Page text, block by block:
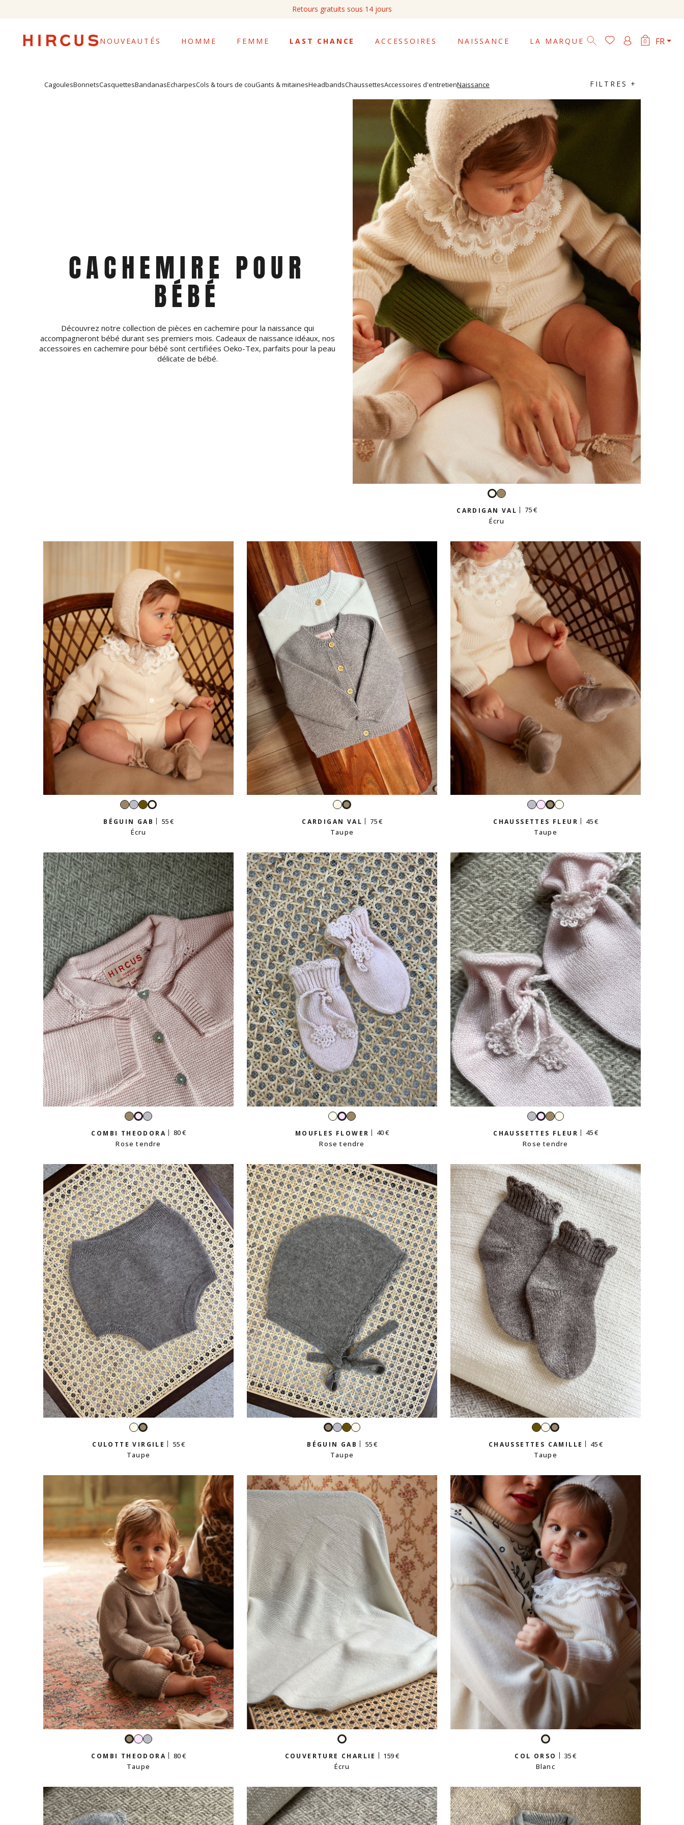
En raison de la situation en Gironde, les expéditions Chronopost peuvent subir des délais supplémentaires
NOUVEAUTÉS HOMME FEMME LAST CHANCE ACCESSOIRES NAISSANCE LA MARQUE 0 FR
CagoulesBonnetsCasquettesBandanasEcharpesCols & tours de couGants & mitainesHeadbandsChaussettesAccessoires d'entretienNaissance FILTRES +
CACHEMIRE POUR
BÉBÉ
Découvrez notre collection de pièces en cachemire pour la naissance qui
accompagneront bébé durant ses premiers mois. Cadeaux de naissance idéaux, nos
accessoires en cachemire pour bébé sont certifiées Oeko-Tex, parfaits pour la peau
délicate de bébé.
Écru
CARDIGAN VAL
75 €
Écru
Taupe
GrisKakiÉcru
BÉGUIN GAB
55 €
Écru
ÉcruTaupe
CARDIGAN VAL
75 €
Taupe
GrisRoseTaupe
Écru
CHAUSSETTES FLEUR
45 €
Taupe
Taupe
Rose
tendre
Gris
COMBI THEODORA
80 €
Rose tendre
ÉcruRose
tendre
Taupe
MOUFLES FLOWER
40 €
Rose tendre
GrisRose
tendre
Taupe
Écru
CHAUSSETTES FLEUR
45 €
Rose tendre
ÉcruTaupe
CULOTTE VIRGILE
55 €
Taupe
Taupe
GrisKakiÉcru
BÉGUIN GAB
55 €
Taupe
KakiÉcruTaupe
CHAUSSETTES CAMILLE
45 €
Taupe
Taupe
RoseGris
COMBI THEODORA
80 €
Taupe
Écru
COUVERTURE CHARLIE
159 €
Écru
Blanc
COL ORSO
35 €
Blanc